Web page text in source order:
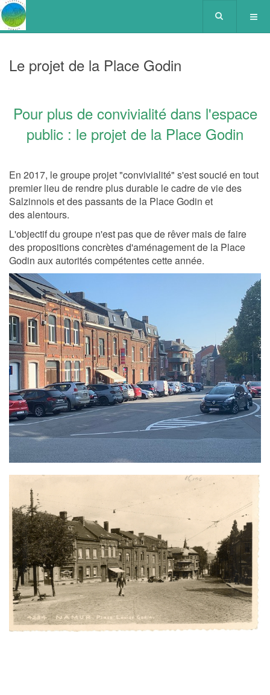
Le projet de la Place Godin
Pour plus de convivialité dans l'espace
public : le projet de la Place Godin
En 2017, le groupe projet "convivialité" s'est soucié en tout
premier lieu de rendre plus durable le cadre de vie des
Salzinnois et des passants de la Place Godin et
des alentours.
L'objectif du groupe n'est pas que de rêver mais de faire
des propositions concrètes d'aménagement de la Place
Godin aux autorités compétentes cette année.